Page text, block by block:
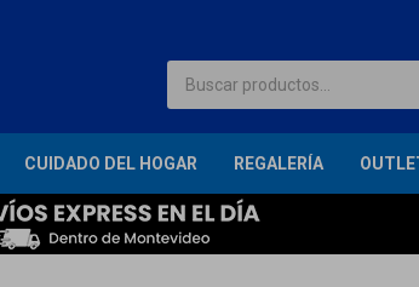
CUIDADO DEL HOGAR REGALERÍA